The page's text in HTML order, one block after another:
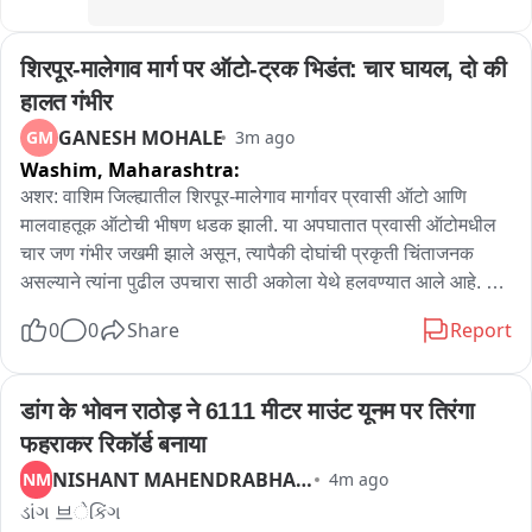
शिरपूर-मालेगाव मार्ग पर ऑटो-ट्रक भिडंत: चार घायल, दो की
हालत गंभीर
GM GANESH MOHALE 3m ago
Washim, Maharashtra:
अशर: वाशिम जिल्ह्यातील शिरपूर-मालेगाव मार्गावर प्रवासी ऑटो आणि
मालवाहतूक ऑटोची भीषण धडक झाली. या अपघातात प्रवासी ऑटोमधील
चार जण गंभीर जखमी झाले असून, त्यापैकी दोघांची प्रकृती चिंताजनक
असल्याने त्यांना पुढील उपचारा साठी अकोला येथे हलवण्यात आले आहे.
वाहतूक विस्कळीत झाली होती. अपघाताचे नेमके कारण अद्याप स्पष्ट झाले
0 0 Share Report
डांग के भोवन राठोड़ ने 6111 मीटर माउंट यूनम पर तिरंगा
फहराकर रिकॉर्ड बनाया
NM NISHANT MAHENDRABHAI MAHA 4m ago
ડાંગ 브ેકિંગ